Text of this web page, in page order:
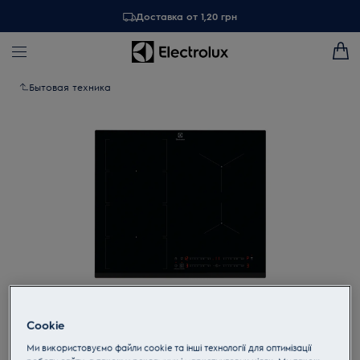
Доставка от 1,20 грн
Бытовая техника
Cookie
Ми використовуємо файли cookie та інші технології для оптимізації